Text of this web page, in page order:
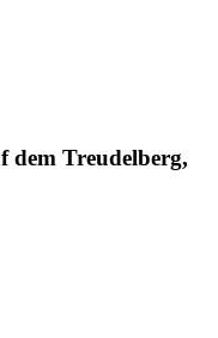
dem Treudelberg,